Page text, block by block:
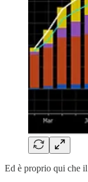
Ed è proprio qui che